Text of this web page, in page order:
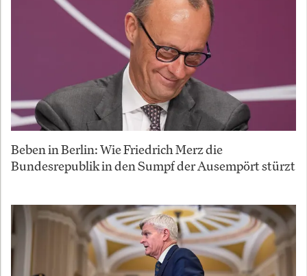
Beben in Berlin: Wie Friedrich Merz die
Bundesrepublik in den Sumpf der Ausempört stürzt